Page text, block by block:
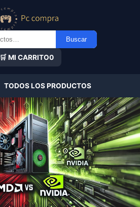
Buscar
🛒 MI CARRITO0
TODOS LOS PRODUCTOS